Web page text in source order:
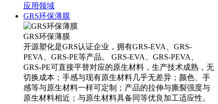
应用领域
GRS环保薄膜
GRS环保薄膜
开源塑化是GRS认证企业，拥有GRS-EVA、GRS-
PEVA、GRS-PE等产品。 GRS-EVA、GRS-PEVA、
GRS-PE可直接平替对应的原生材料，生产技术成熟，无
切换成本；手感与现有原生材料几乎无差异；颜色、手
感等与原生材料一样可定制；产品的拉伸与撕裂强度与
原生材料相近；与原生材料具备同等优良加工适应性。